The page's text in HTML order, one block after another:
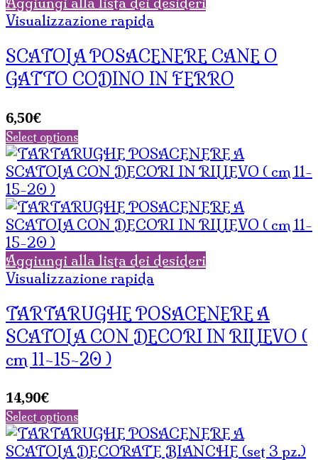
Visualizzazione rapida
SCATOLA POSACENERE CANE O
GATTO CODINO IN FERRO
6,50€
Select options
Aggiungi alla lista dei desideri
Visualizzazione rapida
TARTARUGHE POSACENERE A
SCATOLA CON DECORI IN RILIEVO (
cm 11-15-20 )
14,90€
Select options